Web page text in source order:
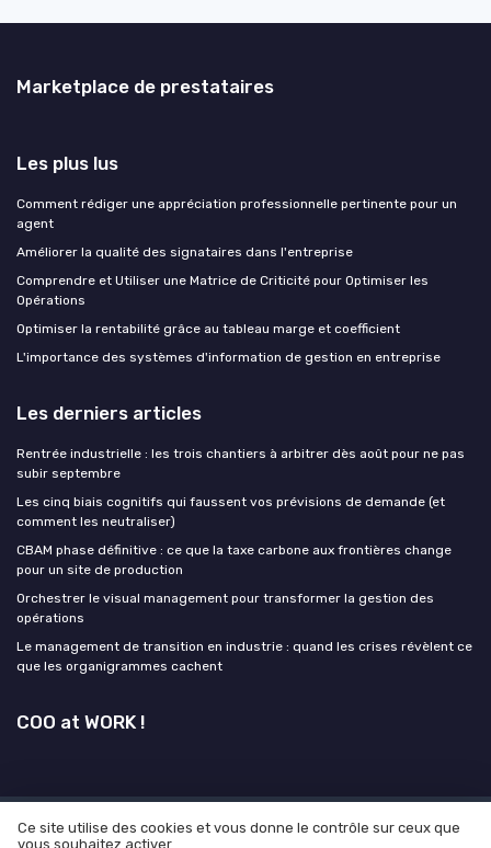
Marketplace de prestataires
Les plus lus
Comment rédiger une appréciation professionnelle pertinente pour un
agent
Améliorer la qualité des signataires dans l'entreprise
Comprendre et Utiliser une Matrice de Criticité pour Optimiser les
Opérations
Optimiser la rentabilité grâce au tableau marge et coefficient
L'importance des systèmes d'information de gestion en entreprise
Les derniers articles
Rentrée industrielle : les trois chantiers à arbitrer dès août pour ne pas
subir septembre
Les cinq biais cognitifs qui faussent vos prévisions de demande (et
comment les neutraliser)
CBAM phase définitive : ce que la taxe carbone aux frontières change
pour un site de production
Orchestrer le visual management pour transformer la gestion des
opérations
Le management de transition en industrie : quand les crises révèlent ce
que les organigrammes cachent
COO at WORK !
Mentions légales Politique de confidentialité
Grande
Ce site utilise des cookies et vous donne le contrôle sur ceux que
vous souhaitez activer